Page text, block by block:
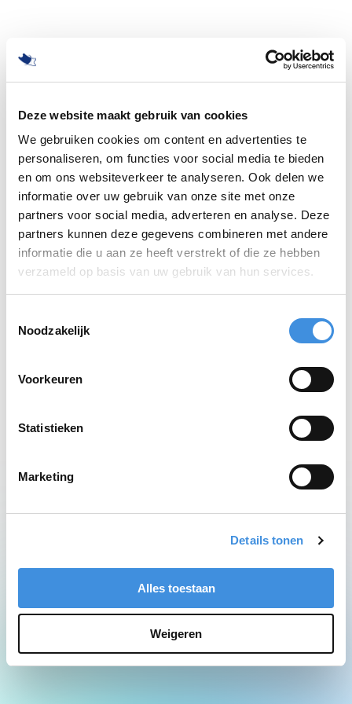
Deze website maakt gebruik van cookies
We gebruiken cookies om content en advertenties te
personaliseren, om functies voor social media te bieden
en om ons websiteverkeer te analyseren. Ook delen we
informatie over uw gebruik van onze site met onze
partners voor social media, adverteren en analyse. Deze
partners kunnen deze gegevens combineren met andere
informatie die u aan ze heeft verstrekt of die ze hebben
verzameld op basis van uw gebruik van hun services.
Noodzakelijk
Voorkeuren
Statistieken
Marketing
Details tonen
Alles toestaan
Weigeren
500